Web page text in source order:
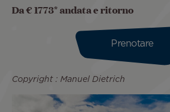
Da € 1773* andata e ritorno
Prenotare
Copyright : Manuel Dietrich